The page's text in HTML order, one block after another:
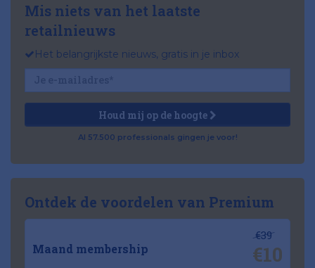
Mis niets van het laatste
retailnieuws
Het belangrijkste nieuws, gratis in je inbox
Houd mij op de hoogte
Al 57.500 professionals gingen je voor!
Ontdek de voordelen van Premium
Maand membership
€39
€10